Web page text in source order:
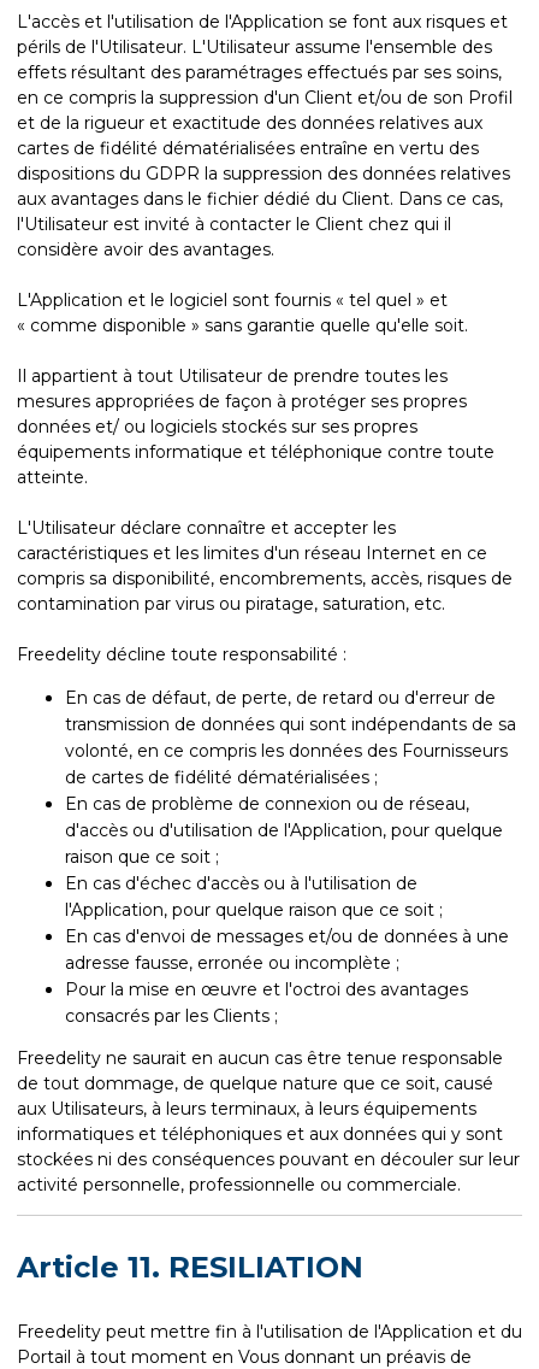
L'accès et l'utilisation de l'Application se font aux risques et
périls de l'Utilisateur. L'Utilisateur assume l'ensemble des
effets résultant des paramétrages effectués par ses soins,
en ce compris la suppression d'un Client et/ou de son Profil
et de la rigueur et exactitude des données relatives aux
cartes de fidélité dématérialisées entraîne en vertu des
dispositions du GDPR la suppression des données relatives
aux avantages dans le fichier dédié du Client. Dans ce cas,
l'Utilisateur est invité à contacter le Client chez qui il
considère avoir des avantages.
L'Application et le logiciel sont fournis « tel quel » et
« comme disponible » sans garantie quelle qu'elle soit.
Il appartient à tout Utilisateur de prendre toutes les
mesures appropriées de façon à protéger ses propres
données et/ ou logiciels stockés sur ses propres
équipements informatique et téléphonique contre toute
atteinte.
L'Utilisateur déclare connaître et accepter les
caractéristiques et les limites d'un réseau Internet en ce
compris sa disponibilité, encombrements, accès, risques de
contamination par virus ou piratage, saturation, etc.
Freedelity décline toute responsabilité :
En cas de défaut, de perte, de retard ou d'erreur de
transmission de données qui sont indépendants de sa
volonté, en ce compris les données des Fournisseurs
de cartes de fidélité dématérialisées ;
En cas de problème de connexion ou de réseau,
d'accès ou d'utilisation de l'Application, pour quelque
raison que ce soit ;
En cas d'échec d'accès ou à l'utilisation de
l'Application, pour quelque raison que ce soit ;
En cas d'envoi de messages et/ou de données à une
adresse fausse, erronée ou incomplète ;
Pour la mise en œuvre et l'octroi des avantages
consacrés par les Clients ;
Freedelity ne saurait en aucun cas être tenue responsable
de tout dommage, de quelque nature que ce soit, causé
aux Utilisateurs, à leurs terminaux, à leurs équipements
informatiques et téléphoniques et aux données qui y sont
stockées ni des conséquences pouvant en découler sur leur
activité personnelle, professionnelle ou commerciale.
Article 11. RESILIATION
Freedelity peut mettre fin à l'utilisation de l'Application et du
Portail à tout moment en Vous donnant un préavis de